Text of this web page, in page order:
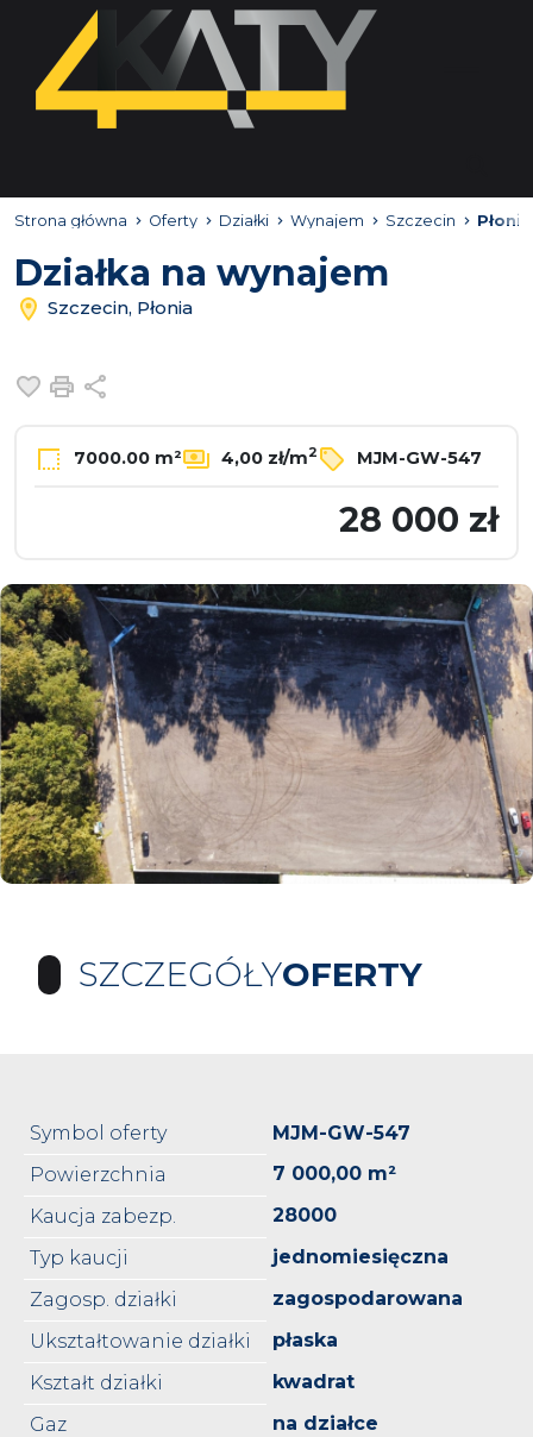
Strona główna Oferty Działki Wynajem Szczecin Płonia
Działka na wynajem
Szczecin, Płonia
Dodaj do ulubionych
Drukuj
7000.00 m² 4,00 zł/m2 MJM-GW-547
28 000 zł
SZCZEGÓŁYOFERTY
Symbol oferty
MJM-GW-547
Powierzchnia
7 000,00 m²
Kaucja zabezp.
28000
Typ kaucji
jednomiesięczna
Zagosp. działki
zagospodarowana
Ukształtowanie działki
płaska
Kształt działki
kwadrat
Gaz
na działce